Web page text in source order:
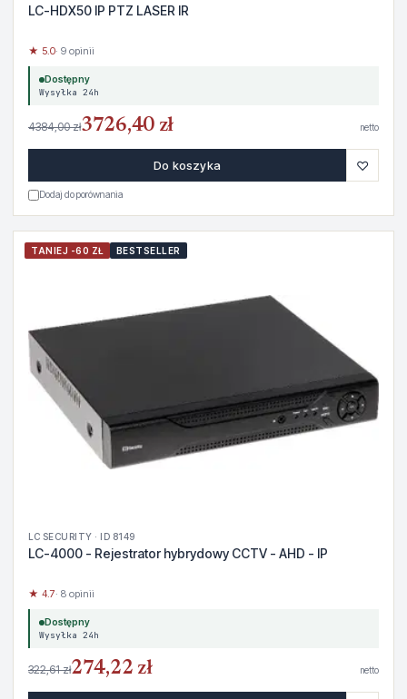
LC-HDX50 IP PTZ LASER IR
★ 5.0· 9 opinii
Dostępny
Wysyłka 24h
4384,00 zł3726,40 zł netto
Do koszyka ♡
Dodaj do porównania
TANIEJ -60 ZŁ BESTSELLER
LC SECURITY · ID 8149
LC-4000 - Rejestrator hybrydowy CCTV - AHD - IP
★ 4.7· 8 opinii
Dostępny
Wysyłka 24h
322,61 zł274,22 zł netto